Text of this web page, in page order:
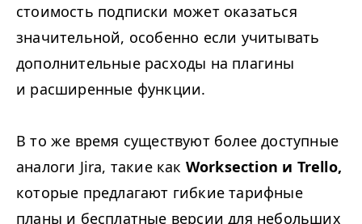
стоимость подписки может оказаться
значительной, особенно если учитывать
дополнительные расходы на плагины
и расширенные функции.
В то же время существуют более доступные
аналоги Jira, такие как Worksection и Trello,
которые предлагают гибкие тарифные
планы и бесплатные версии для небольших